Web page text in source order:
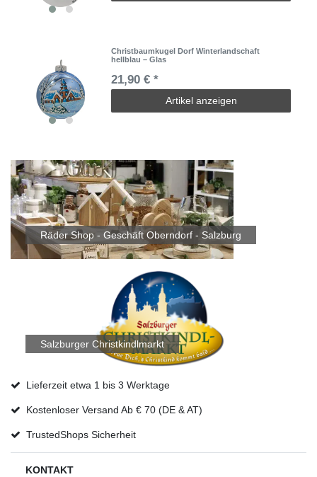
Christbaumkugel Dorf Winterlandschaft
hellblau – Glas
21,90 € *
Artikel anzeigen
Räder Shop - Geschäft Oberndorf - Salzburg
Salzburger Christkindlmarkt
Lieferzeit etwa 1 bis 3 Werktage
Kostenloser Versand Ab € 70 (DE & AT)
TrustedShops Sicherheit
KONTAKT